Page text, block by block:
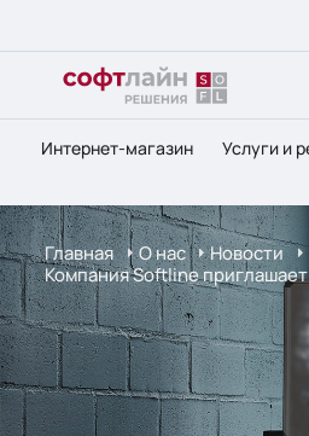
Интернет-магазин Услуги и
Главная О нас
Новости
Компания Softline